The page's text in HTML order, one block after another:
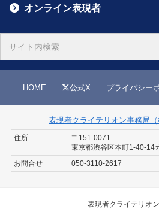
オンライン表現者
HOME 公式X プライバシー
表現者クライテリオン事務局（
住所
〒151-0071
東京都渋谷区本町1-40-14
お問合せ
050-3110-2617
表現者クライテリオ